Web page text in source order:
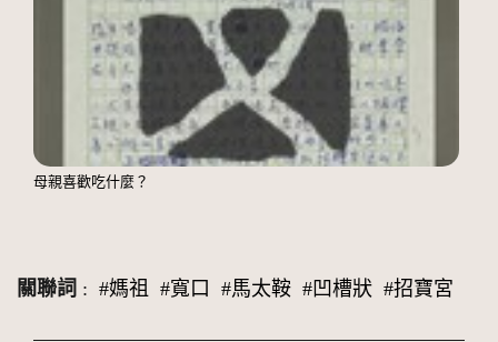
母親喜歡吃什麼？
關聯詞 : #媽祖 #寬口 #馬太鞍 #凹槽狀 #招寶宮